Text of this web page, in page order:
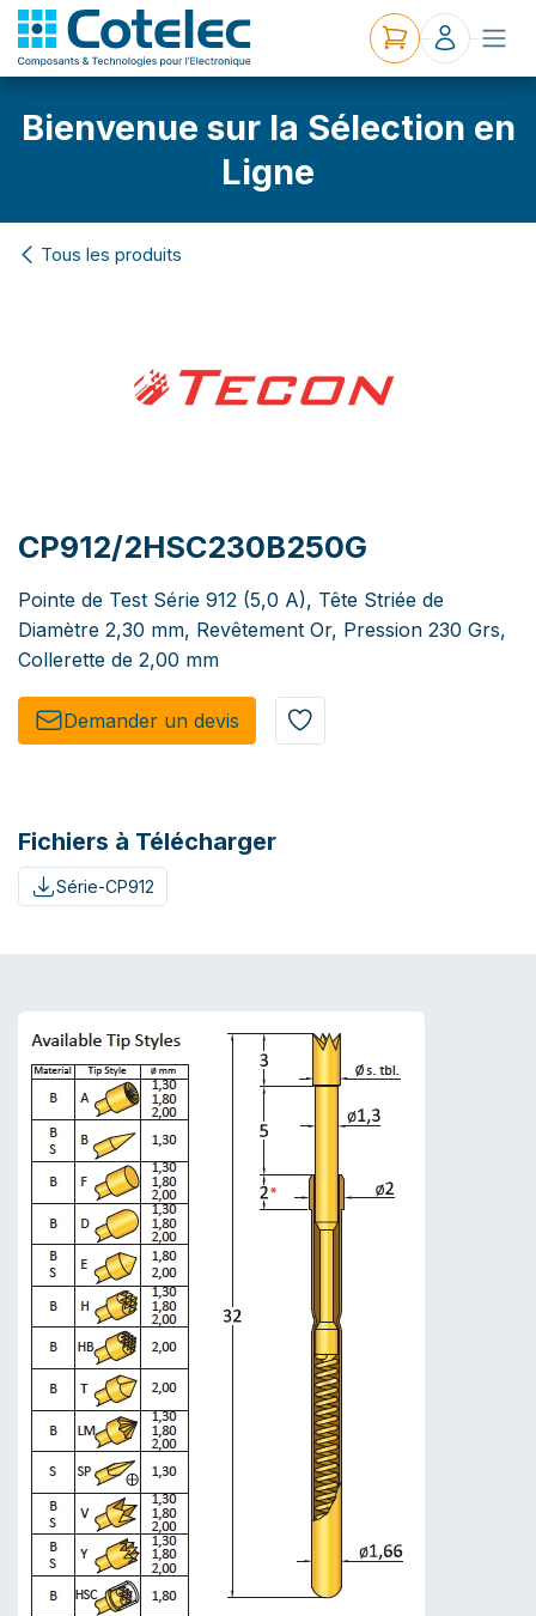
Bienvenue sur la Sélection en
Ligne
Tous les produits
CP912/2HSC230B250G
Pointe de Test Série 912 (5,0 A), Tête Striée de
Diamètre 2,30 mm, Revêtement Or, Pression 230 Grs,
Collerette de 2,00 mm
Demander un de​​vis​​
Fichiers à Télécharger
Série-CP912